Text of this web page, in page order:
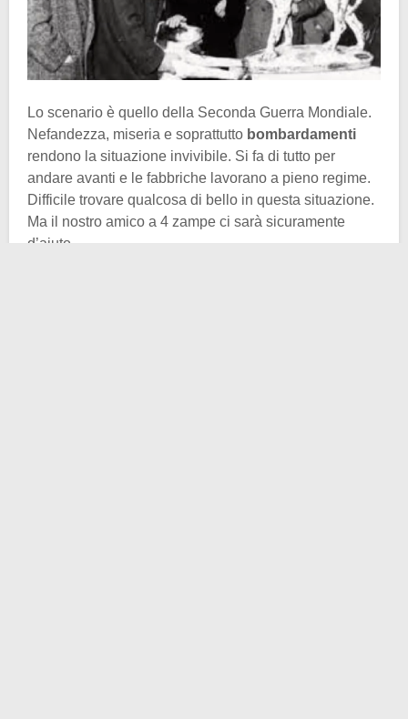
Lo scenario è quello della Seconda Guerra Mondiale.
Nefandezza, miseria e soprattutto bombardamenti
rendono la situazione invivibile. Si fa di tutto per
andare avanti e le fabbriche lavorano a pieno regime.
Difficile trovare qualcosa di bello in questa situazione.
Ma il nostro amico a 4 zampe ci sarà sicuramente
d’aiuto.